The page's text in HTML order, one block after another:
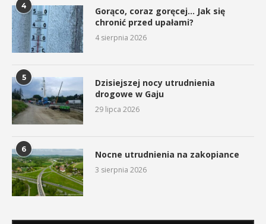
4
Gorąco, coraz goręcej… Jak się
chronić przed upałami?
4 sierpnia 2026
5
Dzisiejszej nocy utrudnienia
drogowe w Gaju
29 lipca 2026
6 Nocne utrudnienia na zakopiance
3 sierpnia 2026